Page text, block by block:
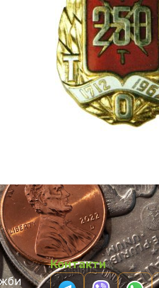
Контакти